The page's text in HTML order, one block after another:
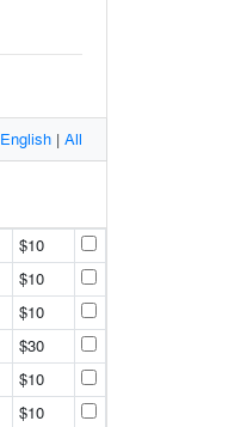
English | All
$10
$10
$10
$30
$10
$10